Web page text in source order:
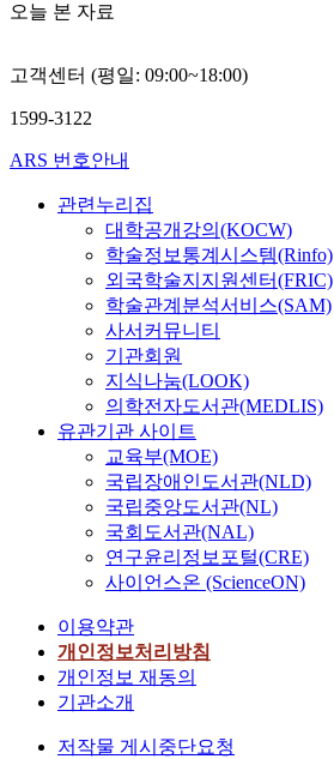
오늘 본 자료
고객센터 (평일: 09:00~18:00)
1599-3122
ARS 번호안내
관련누리집
대학공개강의(KOCW)
학술정보통계시스템(Rinfo)
외국학술지지원센터(FRIC)
학술관계분석서비스(SAM)
사서커뮤니티
기관회원
지식나눔(LOOK)
의학전자도서관(MEDLIS)
유관기관 사이트
교육부(MOE)
국립장애인도서관(NLD)
국립중앙도서관(NL)
국회도서관(NAL)
연구윤리정보포털(CRE)
사이언스온 (ScienceON)
이용약관
개인정보처리방침
개인정보 재동의
기관소개
저작물 게시중단요청